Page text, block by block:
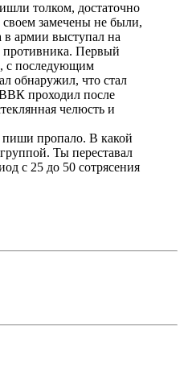
толком, достаточно
замечены не были,
в армии выступал на
противника. Первый
с последующим
обнаружил, что стал
ВВК проходил после
челюсть и
пиши пропало. В какой
Ты переставал
с 25 до 50 сотрясения